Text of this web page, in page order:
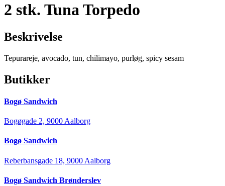
2 stk. Tuna Torpedo
Beskrivelse
Tepurareje, avocado, tun, chilimayo, purløg, spicy sesam
Butikker
Bogø Sandwich
Bogøgade 2, 9000 Aalborg
Bogø Sandwich
Reberbansgade 18, 9000 Aalborg
Bogø Sandwich Brønderslev